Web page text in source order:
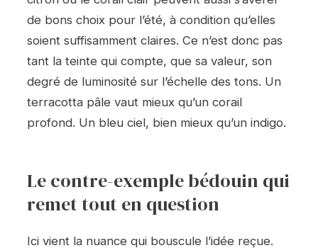
de bons choix pour l’été, à condition qu’elles
soient suffisamment claires. Ce n’est donc pas
tant la teinte qui compte, que sa valeur, son
degré de luminosité sur l’échelle des tons. Un
terracotta pâle vaut mieux qu’un corail
profond. Un bleu ciel, bien mieux qu’un indigo.
Le contre-exemple bédouin qui
remet tout en question
Ici vient la nuance qui bouscule l’idée reçue.